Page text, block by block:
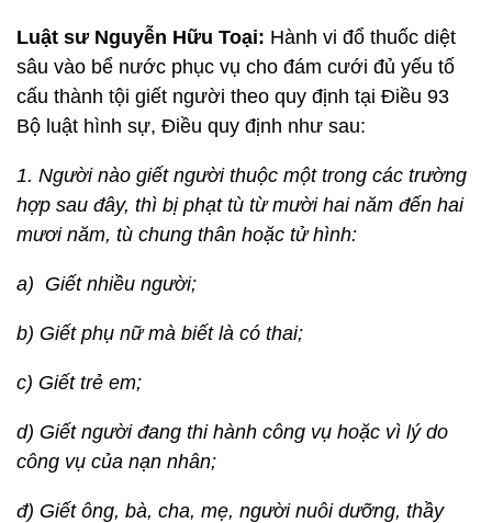
Luật sư Nguyễn Hữu Toại: Hành vi đổ thuốc diệt
sâu vào bể nước phục vụ cho đám cưới đủ yếu tố
cấu thành tội giết người theo quy định tại Điều 93
Bộ luật hình sự, Điều quy định như sau:
1. Người nào giết người thuộc một trong các trường
hợp sau đây, thì bị phạt tù từ mười hai năm đến hai
mươi năm, tù chung thân hoặc tử hình:
a) Giết nhiều người;
b) Giết phụ nữ mà biết là có thai;
c) Giết trẻ em;
d) Giết người đang thi hành công vụ hoặc vì lý do
công vụ của nạn nhân;
đ) Giết ông, bà, cha, mẹ, người nuôi dưỡng, thầy